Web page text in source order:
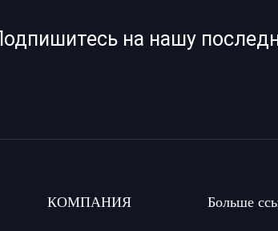
на нашу
КОМПАНИЯ Больше